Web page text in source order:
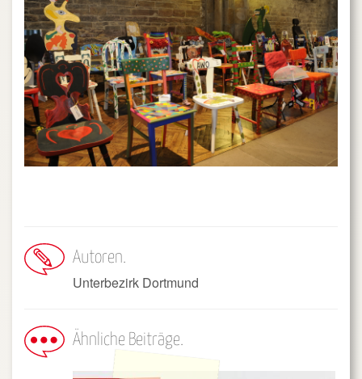
Autoren
Unterbezirk Dortmund
Ähnliche Beiträge